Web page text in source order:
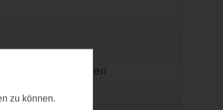
Sitzecke im Garten
zu können.